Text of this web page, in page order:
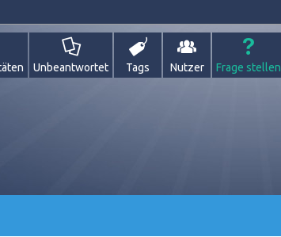
Unbeantwortet Tags Nutzer Frage stellen